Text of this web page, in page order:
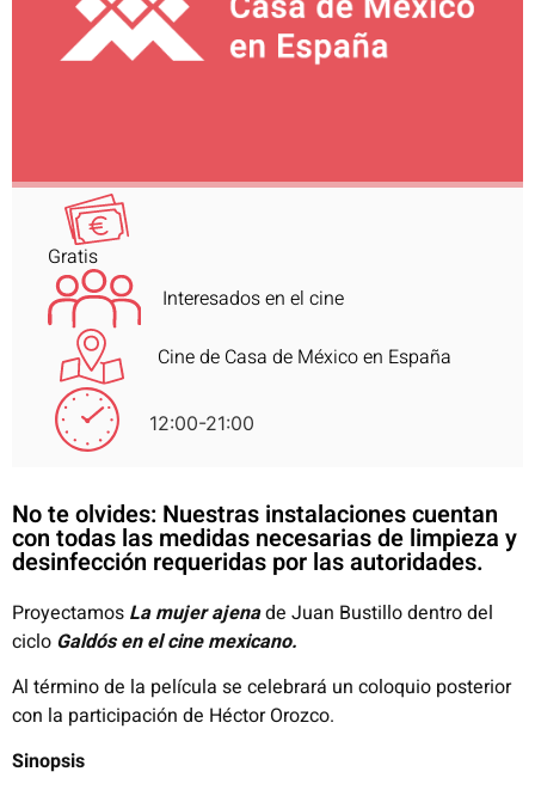
Gratis
Interesados en el cine
Cine de Casa de México en España
12:00-21:00
No te olvides: Nuestras instalaciones cuentan
con todas las medidas necesarias de limpieza y
desinfección requeridas por las autoridades.
Proyectamos La mujer ajenade Juan Bustillo dentro del
ciclo Galdós en el cine mexicano.
Al término de la película se celebrará un coloquio posterior
con la participación de Héctor Orozco.
Sinopsis